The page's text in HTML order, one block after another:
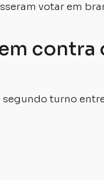
votar em
contra
turno